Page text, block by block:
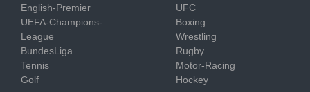
English-Premier
UEFA-Champions-
League
BundesLiga
Tennis
Golf
UFC
Boxing
Wrestling
Rugby
Motor-Racing
Hockey